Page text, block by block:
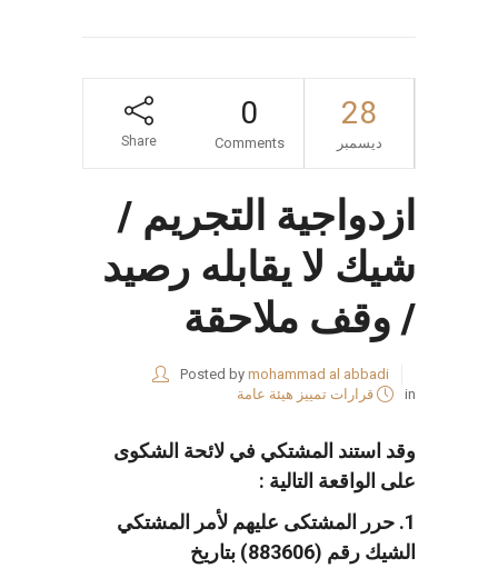
28
ديسمبر
0
Comments
Share
ازدواجية التجريم /
شيك لا يقابله رصيد
/ وقف ملاحقة
Posted by mohammad al abbadi
in
قرارات تمييز هيئة عامة
وقد استند المشتكي في لائحة الشكوى
على الواقعة التالية :
1. حرر المشتكى عليهم لأمر المشتكي
الشيك رقم (883606) بتاريخ